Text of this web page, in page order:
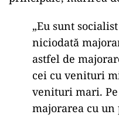
„Eu sunt
niciodată
astfel de
cei cu venituri
venituri mari.
majorarea cu